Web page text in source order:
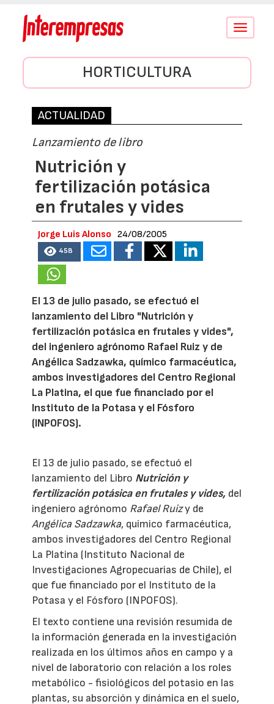
Conmutar
HORTICULTURA
ACTUALIDAD
Lanzamiento de libro
Nutrición y
fertilización potásica
en frutales y vides
Jorge Luis Alonso 24/08/2005
458
El 13 de julio pasado, se efectuó el
lanzamiento del Libro "Nutrición y
fertilización potásica en frutales y vides",
del ingeniero agrónomo Rafael Ruiz y de
Angélica Sadzawka, químico farmacéutica,
ambos investigadores del Centro Regional
La Platina, el que fue financiado por el
Instituto de la Potasa y el Fósforo
(INPOFOS).
El 13 de julio pasado, se efectuó el
lanzamiento del Libro Nutrición y
fertilización potásica en frutales y vides, del
ingeniero agrónomo Rafael Ruizy de
Angélica Sadzawka, químico farmacéutica,
ambos investigadores del Centro Regional
La Platina (Instituto Nacional de
Investigaciones Agropecuarias de Chile), el
que fue financiado por el Instituto de la
Potasa y el Fósforo (INPOFOS).
El texto contiene una revisión resumida de
la información generada en la investigación
realizada en los últimos años en campo y a
nivel de laboratorio con relación a los roles
metabólico - fisiológicos del potasio en las
plantas, su absorción y dinámica en el suelo,